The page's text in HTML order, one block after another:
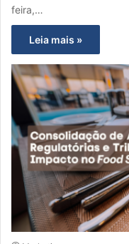
feira,…
Leia mais »